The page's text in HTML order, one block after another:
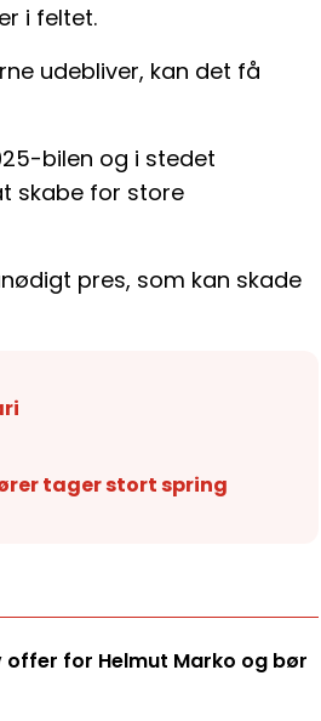
i feltet.
udebliver, kan det få
bilen og i stedet
skabe for store
pres, som kan skade
tager stort spring
offer for Helmut Marko og bør